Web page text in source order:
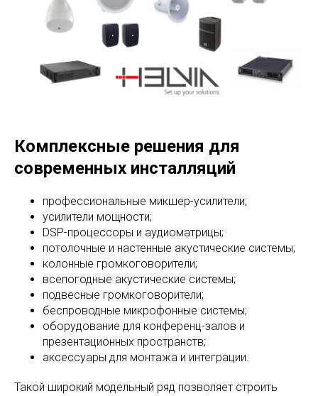
Комплексные решения для
современных инсталляций
профессиональные микшер-усилители;
усилители мощности;
DSP-процессоры и аудиоматрицы;
потолочные и настенные акустические системы;
колонные громкоговорители;
всепогодные акустические системы;
подвесные громкоговорители;
беспроводные микрофонные системы;
оборудование для конференц-залов и
презентационных пространств;
аксессуары для монтажа и интеграции.
Такой широкий модельный ряд позволяет строить